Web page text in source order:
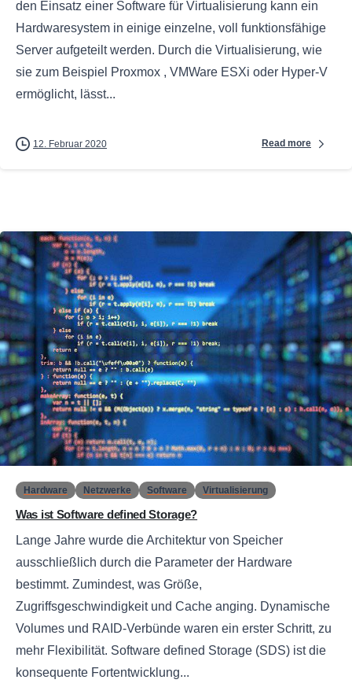
den Einsatz einer Software für Virtualisierung kann ein
Hardwaresystem in einige einzelne, voll funktionsfähige
Server aufgeteilt werden. Durch die Virtualisierung, wie
sie zum Beispiel Proxmox , VMWare ESXi oder Hyper-V
ermöglicht, lässt...
12. Februar 2020 Read more
Hardware Netzwerke Software Virtualisierung
Was ist Software defined Storage?
Lange Jahre wurde die Architektur von Speicher
ausschließlich durch die Parameter der Hardware
bestimmt. Zumindest, was Größe,
Zugriffsgeschwindigkeit und Cache anging. Dynamische
Volumes und RAID-Verbünde waren ein erster Schritt, zu
mehr Flexibilität. Software defined Storage (SDS) ist die
konsequente Fortentwicklung...